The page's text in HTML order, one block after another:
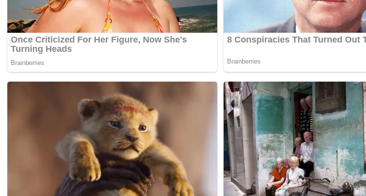
Papua Selatan
Papua Tengah
Riau
Sulawesi Barat
Sulawesi Selatan